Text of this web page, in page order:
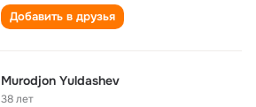
Добавить в друзья
Murodjon Yuldashev
38 лет